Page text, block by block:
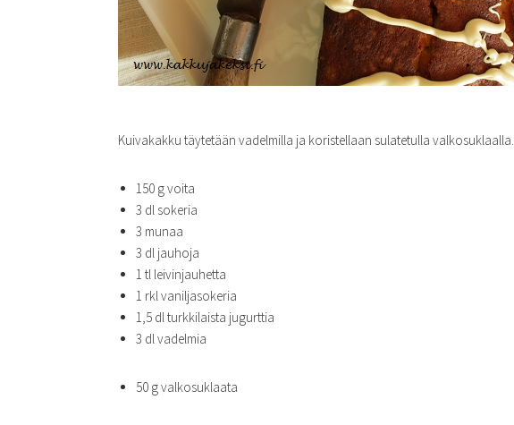
Kuivakakku täytetään vadelmilla ja koristellaan sulatetulla valkosuklaalla.
150 g voita
3 dl sokeria
3 munaa
3 dl jauhoja
1 tl leivinjauhetta
1 rkl vaniljasokeria
1,5 dl turkkilaista jugurttia
3 dl vadelmia
50 g valkosuklaata